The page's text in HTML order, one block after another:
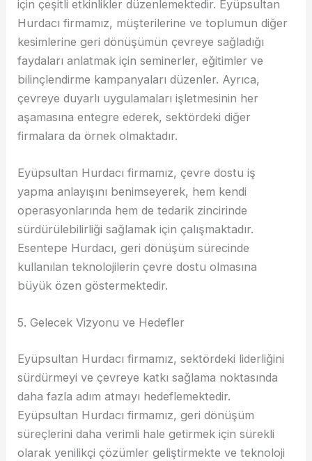
için çeşitli etkinlikler düzenlemektedir. Eyüpsultan
Hurdacı firmamız, müşterilerine ve toplumun diğer
kesimlerine geri dönüşümün çevreye sağladığı
faydaları anlatmak için seminerler, eğitimler ve
bilinçlendirme kampanyaları düzenler. Ayrıca,
çevreye duyarlı uygulamaları işletmesinin her
aşamasına entegre ederek, sektördeki diğer
firmalara da örnek olmaktadır.
Eyüpsultan Hurdacı firmamız, çevre dostu iş
yapma anlayışını benimseyerek, hem kendi
operasyonlarında hem de tedarik zincirinde
sürdürülebilirliği sağlamak için çalışmaktadır.
Esentepe Hurdacı, geri dönüşüm sürecinde
kullanılan teknolojilerin çevre dostu olmasına
büyük özen göstermektedir.
5. Gelecek Vizyonu ve Hedefler
Eyüpsultan Hurdacı firmamız, sektördeki liderliğini
sürdürmeyi ve çevreye katkı sağlama noktasında
daha fazla adım atmayı hedeflemektedir.
Eyüpsultan Hurdacı firmamız, geri dönüşüm
süreçlerini daha verimli hale getirmek için sürekli
olarak yenilikçi çözümler geliştirmekte ve teknoloji